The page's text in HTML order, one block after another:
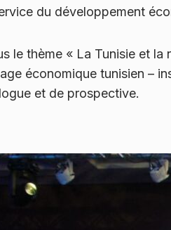
du développement
le thème « La Tunisie et
économique tunisien –
et de prospective.